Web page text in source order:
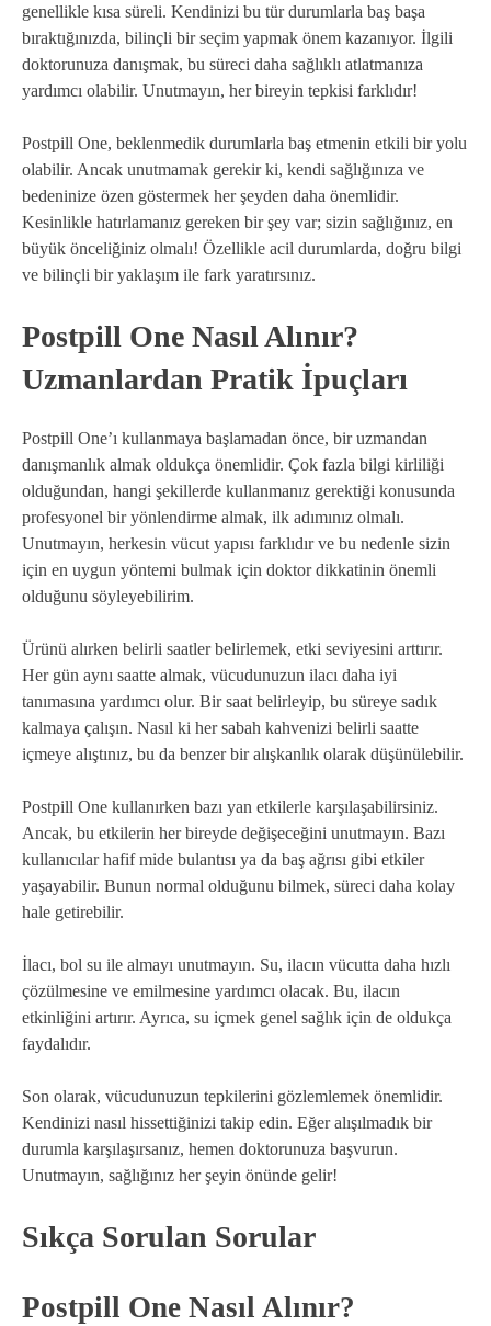
genellikle kısa süreli. Kendinizi bu tür durumlarla baş başa
bıraktığınızda, bilinçli bir seçim yapmak önem kazanıyor. İlgili
doktorunuza danışmak, bu süreci daha sağlıklı atlatmanıza
yardımcı olabilir. Unutmayın, her bireyin tepkisi farklıdır!
Postpill One, beklenmedik durumlarla baş etmenin etkili bir yolu
olabilir. Ancak unutmamak gerekir ki, kendi sağlığınıza ve
bedeninize özen göstermek her şeyden daha önemlidir.
Kesinlikle hatırlamanız gereken bir şey var; sizin sağlığınız, en
büyük önceliğiniz olmalı! Özellikle acil durumlarda, doğru bilgi
ve bilinçli bir yaklaşım ile fark yaratırsınız.
Postpill One Nasıl Alınır?
Uzmanlardan Pratik İpuçları
Postpill One’ı kullanmaya başlamadan önce, bir uzmandan
danışmanlık almak oldukça önemlidir. Çok fazla bilgi kirliliği
olduğundan, hangi şekillerde kullanmanız gerektiği konusunda
profesyonel bir yönlendirme almak, ilk adımınız olmalı.
Unutmayın, herkesin vücut yapısı farklıdır ve bu nedenle sizin
için en uygun yöntemi bulmak için doktor dikkatinin önemli
olduğunu söyleyebilirim.
Ürünü alırken belirli saatler belirlemek, etki seviyesini arttırır.
Her gün aynı saatte almak, vücudunuzun ilacı daha iyi
tanımasına yardımcı olur. Bir saat belirleyip, bu süreye sadık
kalmaya çalışın. Nasıl ki her sabah kahvenizi belirli saatte
içmeye alıştınız, bu da benzer bir alışkanlık olarak düşünülebilir.
Postpill One kullanırken bazı yan etkilerle karşılaşabilirsiniz.
Ancak, bu etkilerin her bireyde değişeceğini unutmayın. Bazı
kullanıcılar hafif mide bulantısı ya da baş ağrısı gibi etkiler
yaşayabilir. Bunun normal olduğunu bilmek, süreci daha kolay
hale getirebilir.
İlacı, bol su ile almayı unutmayın. Su, ilacın vücutta daha hızlı
çözülmesine ve emilmesine yardımcı olacak. Bu, ilacın
etkinliğini artırır. Ayrıca, su içmek genel sağlık için de oldukça
faydalıdır.
Son olarak, vücudunuzun tepkilerini gözlemlemek önemlidir.
Kendinizi nasıl hissettiğinizi takip edin. Eğer alışılmadık bir
durumla karşılaşırsanız, hemen doktorunuza başvurun.
Unutmayın, sağlığınız her şeyin önünde gelir!
Sıkça Sorulan Sorular
Postpill One Nasıl Alınır?